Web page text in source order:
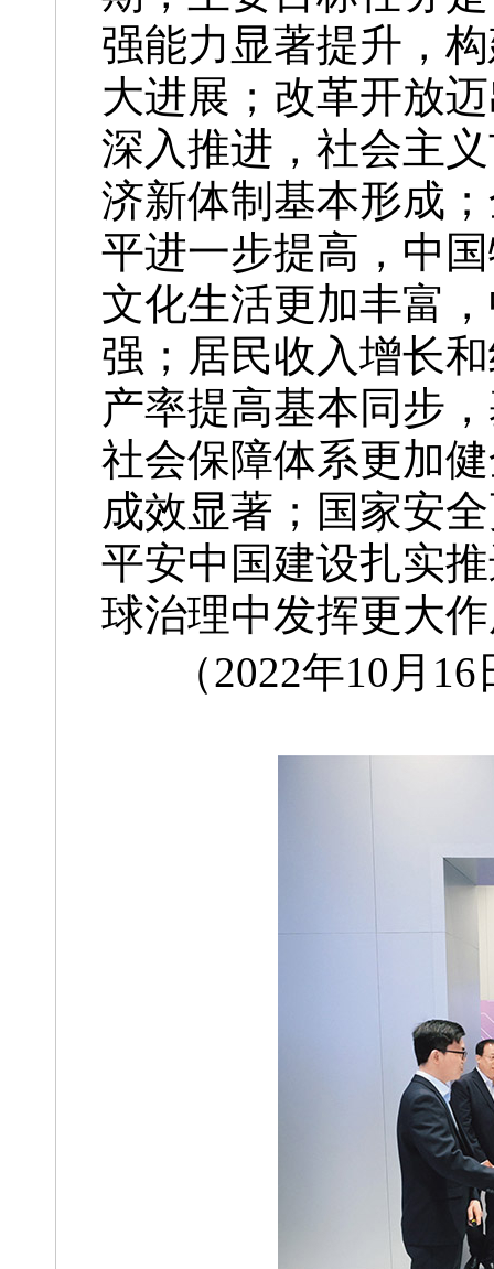
强能力显著提升，
大进展；改革开放
深入推进，社会主
济新体制基本形成
平进一步提高，中
文化生活更加丰富
强；居民收入增长
产率提高基本同步
社会保障体系更加
成效显著；国家安
平安中国建设扎实
球治理中发挥更大
（2022年10月